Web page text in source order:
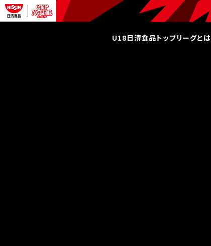
U18日清食品トップリーグとは